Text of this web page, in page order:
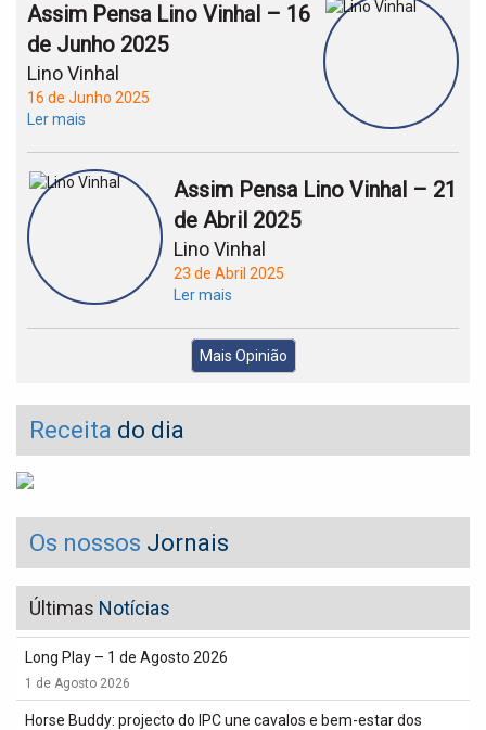
Assim Pensa Lino Vinhal – 16
de Junho 2025
Lino Vinhal
16 de Junho 2025
Ler mais
Assim Pensa Lino Vinhal – 21
de Abril 2025
Lino Vinhal
23 de Abril 2025
Ler mais
Mais Opinião
Receita do dia
Os nossos Jornais
Últimas Notícias
Long Play – 1 de Agosto 2026
1 de Agosto 2026
Horse Buddy: projecto do IPC une cavalos e bem-estar dos